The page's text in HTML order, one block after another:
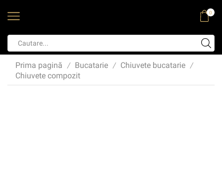
0
Prima pagină / Bucatarie / Chiuvete bucatarie /
Chiuvete compozit